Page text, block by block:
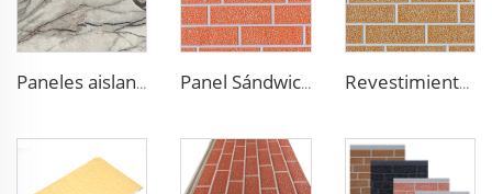
Paneles aislantes de espuma ligera, paneles sándwich de poliestireno, panel EPS para pared de sala de estar Panel Sándwich de Acero Impermeable Aislamiento Paneles de Fachada Metálicos Aislamiento Revestimiento para Casa Revestimiento decorativo de espuma de poliuretano imitación ladrillo, paneles sándwich ignífugos de poliuretano, paneles sándwich metálicos aislados sin juntas